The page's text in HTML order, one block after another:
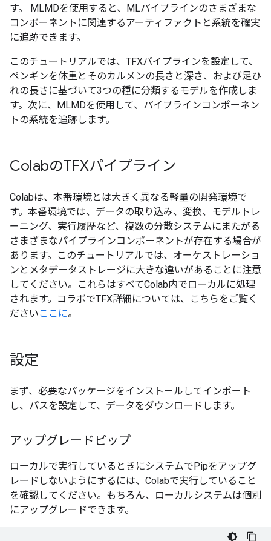
す。 MLMDを使用すると、MLパイプラインのさまざまな
コンポーネントに関連するアーティファクトと系統を確実
に追跡できます。
このチュートリアルでは、TFXパイプラインを設定して、
ペンギンを体重とそのカルメンの長さと深さ、および足ひ
れの長さに基づいて3つの種に分類するモデルを作成しま
す。次に、MLMDを使用して、パイプラインコンポーネン
トの系統を追跡します。
ColabのTFXパイプライン
Colabは、本番環境とは大きく異なる軽量の開発環境で
す。本番環境では、データの取り込み、変換、モデルトレ
ーニング、実行履歴など、複数の分散システムにまたがる
さまざまなパイプラインコンポーネントが存在する場合が
あります。このチュートリアルでは、オーケストレーショ
ンとメタデータストレージに大きな違いがあることに注意
してください。これらはすべてColab内でローカルに処理
されます。コラボでTFX詳細については、こちらをご覧く
ださいここに。
設定
まず、必要なパッケージをインストールしてインポート
し、パスを設定して、データをダウンロードします。
アップグレードピップ
ローカルで実行しているときにシステムでPipをアップグ
レードしないようにするには、Colabで実行していること
を確認してください。もちろん、ローカルシステムは個別
にアップグレードできます。